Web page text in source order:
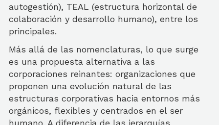
autogestión), TEAL (estructura horizontal de
colaboración y desarrollo humano), entre los
principales.
Más allá de las nomenclaturas, lo que surge
es una propuesta alternativa a las
corporaciones reinantes: organizaciones que
proponen una evolución natural de las
estructuras corporativas hacia entornos más
orgánicos, flexibles y centrados en el ser
humano. A diferencia de las jerarquías